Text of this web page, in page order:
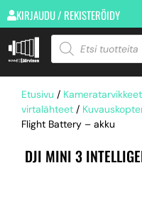
KIRJAUDU / REKISTERÖIDY
Etusivu / Kameratarvikkeet
virtalähteet /
Flight Battery – akku
DJI MINI 3